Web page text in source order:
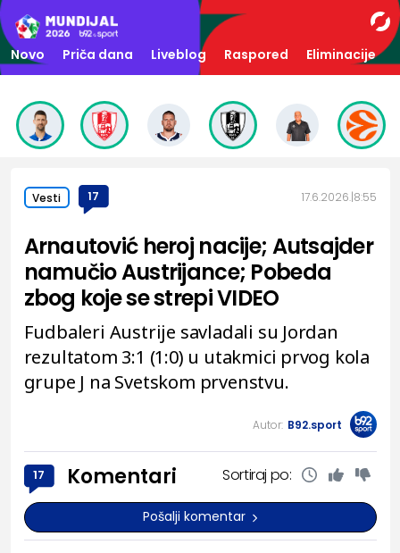
Novo Priča dana Liveblog Raspored Eliminacije
Vesti 17 17.6.2026. 8:55
Arnautović heroj nacije; Autsajder
namučio Austrijance; Pobeda
zbog koje se strepi VIDEO
Fudbaleri Austrije savladali su Jordan
rezultatom 3:1 (1:0) u utakmici prvog kola
grupe J na Svetskom prvenstvu.
Autor: B92.sport
17 Komentari Sortiraj po:
Pošalji komentar